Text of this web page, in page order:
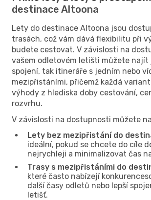
destinace Altoona
Lety do destinace Altoona jsou
trasách, což vám dává flexibilitu při
budete cestovat. V závislosti na
vašem odletovém letišti můžete najít
spojení, tak itineráře s jedním nebo
mezipřistáními, přičemž každá
výhody z hlediska doby cestování,
rozvrhu.
V závislosti na dostupnosti můžete
Lety bez mezipřistání do
ideální, pokud se chcete do cíle
nejrychleji a minimalizovat čas
Trasy s mezipřistáními do
které často nabízejí
další časy odletů nebo lepší
letišť.